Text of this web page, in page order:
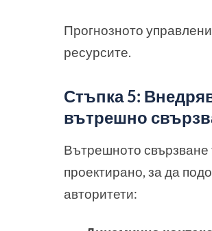
Прогнозното
ресурсите.
Стъпка 5:
вътрешно
Вътрешното свързване
проектирано, за да
авторитети: